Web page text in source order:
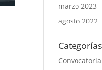
marzo 2023
agosto 2022
Categorías
Convocatoria